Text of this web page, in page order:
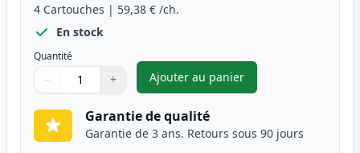
4 Cartouches | 59,38 € /ch.
En stock
Quantité
Quantité
Utilisez les boutons pour ajuster
− +
Quantité
Ajouter au panier
,Pack de 4 Brother TN326
Garantie de qualité
Garantie de 3 ans. Retours sous 90 jours